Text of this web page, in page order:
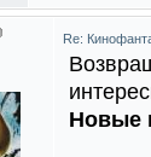
Re:
Новые